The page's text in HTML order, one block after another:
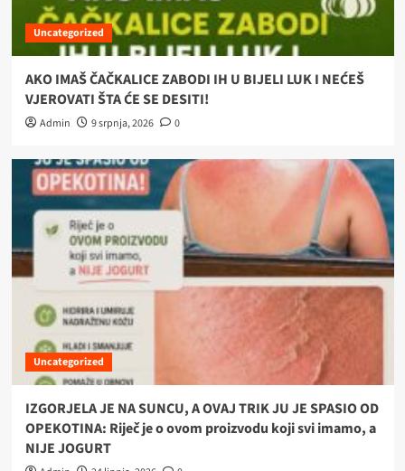
Uncategorized
AKO IMAŠ ČAČKALICE ZABODI IH U BIJELI LUK I NEĆEŠ
VJEROVATI ŠTA ĆE SE DESITI!
Admin 9 srpnja, 2026 0
Uncategorized
IZGORJELA JE NA SUNCU, A OVAJ TRIK JU JE SPASIO OD
OPEKOTINA: Riječ je o ovom proizvodu koji svi imamo, a
NIJE JOGURT